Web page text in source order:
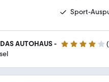
Sport-
AUTOHAUS - 4.2 Sterne (